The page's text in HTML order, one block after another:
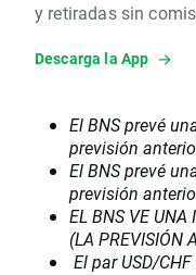
y retiradas sin
Descarga la App
El BNS prevé
previsión
El BNS prevé
previsión
EL BNS VE UNA
(LA PREVISIÓN
El par USD/